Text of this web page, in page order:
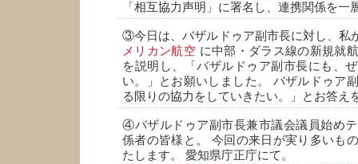
「相互協力声明」に署名し、連携関係を一
③今日は、バザルドゥア副市長に対し、私
メリカン航空 に中部・ダラス線の新規就
を説明し、「バザルドゥア副市長にも、
い。」とお願いしました。 バザルドゥア
る限りの協力をしていきたい。」とお答え
④バザルドゥア副市長兼市議会議員始め
係者の皆様と。 今回の来日が実り多いも
たします。 愛知県庁正庁にて。